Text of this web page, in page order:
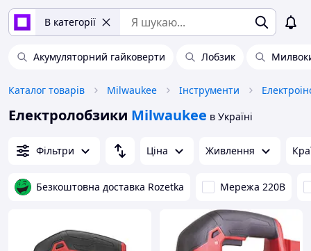
В категорії
Акумуляторний гайковерти Лобзик
Каталог товарів Milwaukee Інструменти
Електролобзики Milwaukee в Україні
Фільтри Ціна Живлення
Безкоштовна доставка Rozetka Мережа 220В